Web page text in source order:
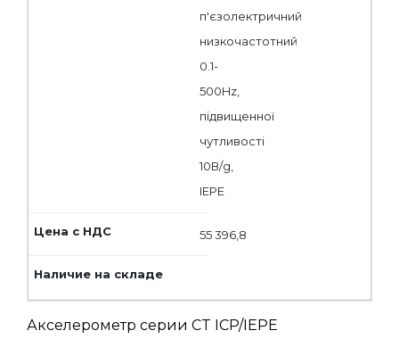
п'єзолектричний
низкочастотний
0.1-
500Hz,
підвищенної
чутливості
10В/g,
IEPE
55 396,8
Акселерометр серии CT ICP/IEPE